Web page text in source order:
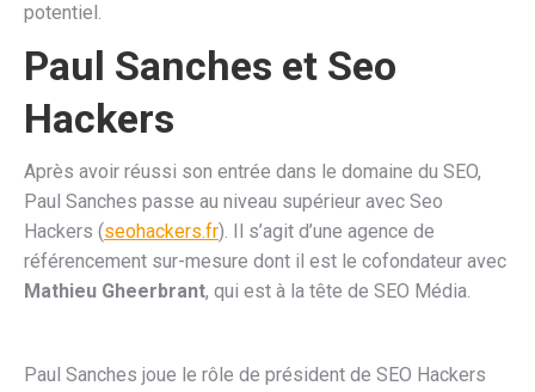
potentiel.
Paul Sanches et Seo
Hackers
Après avoir réussi son entrée dans le domaine du SEO,
Paul Sanches passe au niveau supérieur avec Seo
Hackers (seohackers.fr). Il s’agit d’une agence de
référencement sur-mesure dont il est le cofondateur avec
Mathieu Gheerbrant, qui est à la tête de SEO Média.
Paul Sanches joue le rôle de président de SEO Hackers